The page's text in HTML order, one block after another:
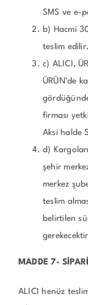
SMS ve e-
b) Hacmi
teslim edilir.
c) ALICI,
ÜRÜN’de
firması
Aksi halde
d)
şehir
merkez
teslim
belirtilen
MADDE 7-
ALICI henüz